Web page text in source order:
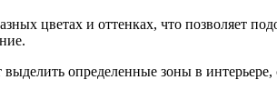
цветах и оттенках, что позволяет
определенные зоны в